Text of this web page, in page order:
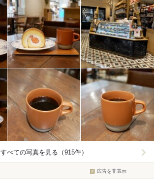
すべての写真を見る（915件）
広告を非表示